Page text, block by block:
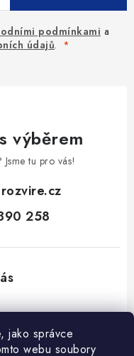
jako správce
webu soubory
podmínkami a
údajů.
výběrem
tu pro vás!
258